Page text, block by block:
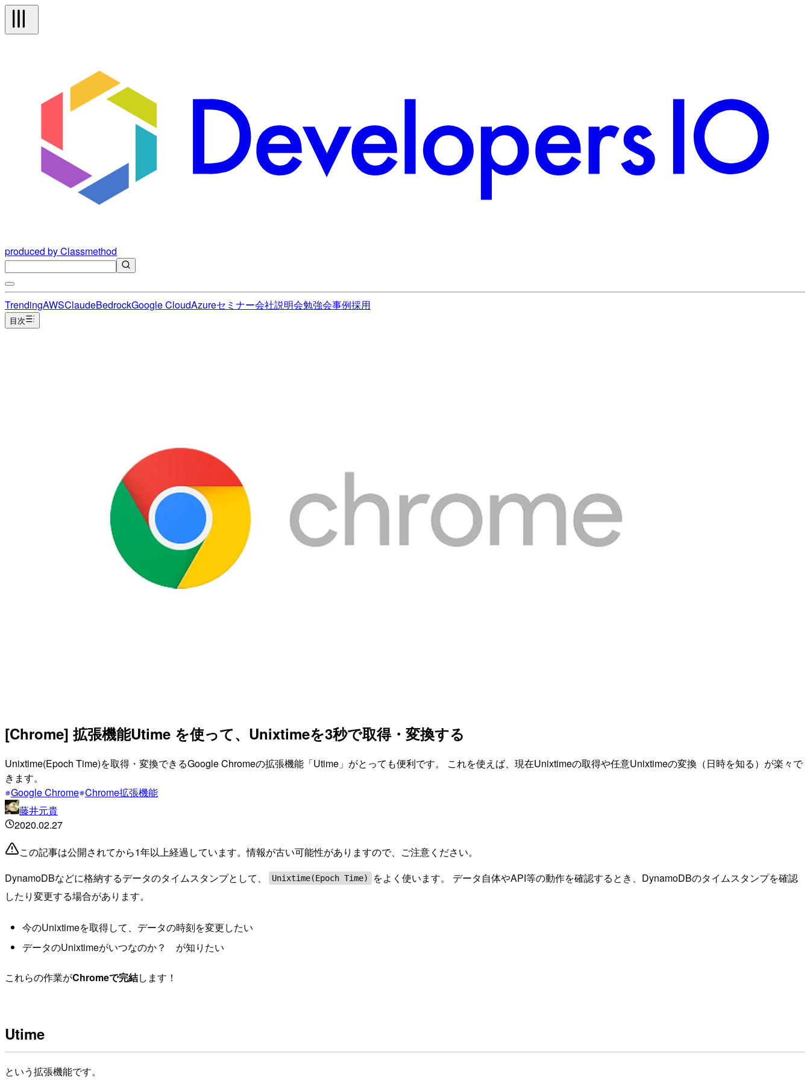
produced by Classmethod
TrendingAWSClaudeBedrockGoogle CloudAzureセミナー会社説明会勉強会事例採用
目次
[Chrome] 拡張機能Utime を使って、Unixtimeを3秒で取得・変換する
Unixtime(Epoch Time)を取得・変換できるGoogle Chromeの拡張機能「Utime」がとっても便利です。 これを使えば、現在Unixtimeの取得や任意Unixtimeの変換（日時を知る）が楽々で
きます。
Google Chrome Chrome拡張機能
藤井元貴
2020.02.27
この記事は公開されてから1年以上経過しています。情報が古い可能性がありますので、ご注意ください。
DynamoDBなどに格納するデータのタイムスタンプとして、
Unixtime(Epoch Time)
をよく使います。 データ自体やAPI等の動作を確認するとき、DynamoDBのタイムスタンプを確認
したり変更する場合があります。
今のUnixtimeを取得して、データの時刻を変更したい
データのUnixtimeがいつなのか？ が知りたい
これらの作業がChromeで完結します！
Utime
という拡張機能です。